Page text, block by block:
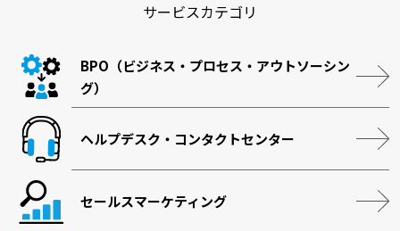
サービスカテゴリ
BPO（ビジネス・プロセス・アウトソーシン
グ）
ヘルプデスク・コンタクトセンター
セールスマーケティング